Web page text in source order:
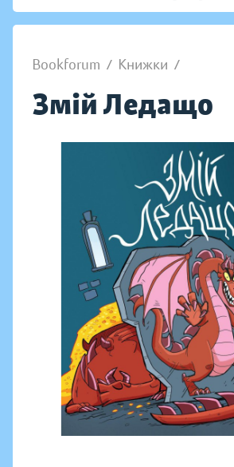
Bookforum / Книжки /
Змій Ледащо